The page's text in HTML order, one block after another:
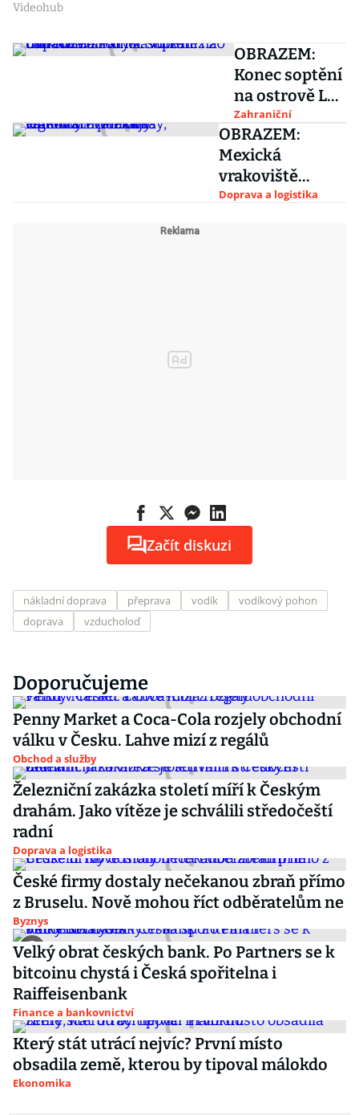
Videohub
OBRAZEM:
Konec soptění
na ostrově La
Palma. Vulkán
napáchal
škody za více
než 20 miliard
eur
Zahraniční
OBRAZEM:
Mexická
vrakoviště
požírají
Doprava a logistika
Začít diskuzi
nákladní doprava přeprava vodík
vodíkový pohon
doprava
vzducholoď
Doporučujeme
Penny Market a Coca-Cola rozjely obchodní
válku v Česku. Lahve mizí z regálů
Obchod a služby
Železniční zakázka století míří k Českým
drahám. Jako vítěze je schválili středočeští
radní
Doprava a logistika
České firmy dostaly nečekanou zbraň přímo
z Bruselu. Nově mohou říct odběratelům ne
Byznys
Velký obrat českých bank. Po Partners se k
bitcoinu chystá i Česká spořitelna i
Raiffeisenbank
Finance a bankovnictví
Který stát utrácí nejvíc? První místo
obsadila země, kterou by tipoval málokdo
Ekonomika